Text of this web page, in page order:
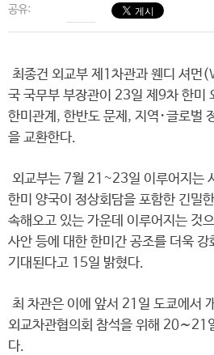
공유:
최종건 외교부 제1차관과 웬디 셔
국 국무부 부장관이 23일 제9차 한미
한미관계, 한반도 문제, 지역･글로벌
을 교환한다.
외교부는 7월 21~23일 이루어지는
한미 양국이 정상회담을 포함한 긴밀
속해오고 있는 가운데 이루어지는 것
사안 등에 대한 한미간 공조를 더욱
기대된다고 15일 밝혔다.
최 차관은 이에 앞서 21일 도쿄에서
외교차관협의회 참석을 위해 20∼21
다.